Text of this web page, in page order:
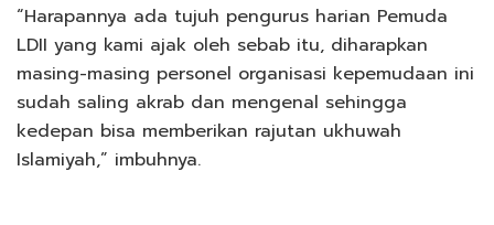
“Harapannya ada tujuh pengurus harian Pemuda
LDII yang kami ajak oleh sebab itu, diharapkan
masing-masing personel organisasi kepemudaan ini
sudah saling akrab dan mengenal sehingga
kedepan bisa memberikan rajutan ukhuwah
Islamiyah,” imbuhnya.